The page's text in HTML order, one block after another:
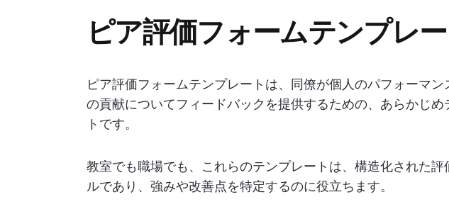
ピア評価フォームテンプレ
ピア評価フォームテンプレートは、同僚が個人のパフォーマ
の貢献についてフィードバックを提供するための、あらかじ
トです。
教室でも職場でも、これらのテンプレートは、構造化された
ルであり、強みや改善点を特定するのに役立ちます。